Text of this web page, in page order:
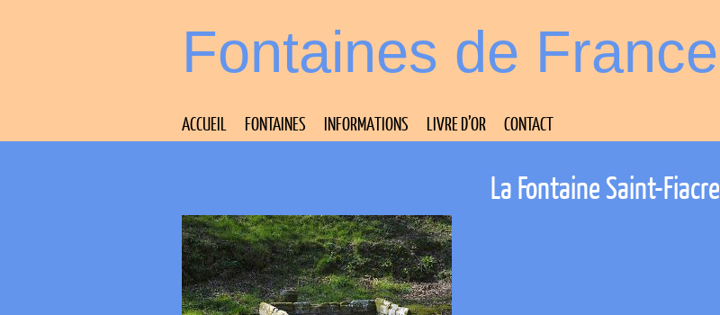
Fontaines de France
ACCUEIL FONTAINES INFORMATIONS LIVRE D’OR CONTACT
La Fontaine Saint-Fiacre